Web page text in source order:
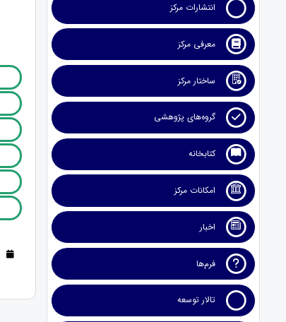
انتشارات مرکز
معرفی مرکز
ساختار مرکز
گروه‌های پژوهشی
کتابخانه
امکانات مرکز
اخبار
فرم‌ها
تالار توسعه